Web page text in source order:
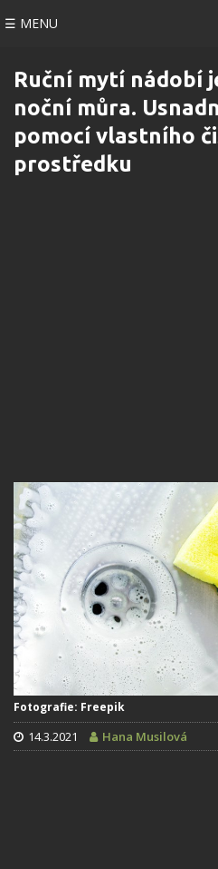
☰ MENU
Ruční mytí nádobí
noční můra.
pomocí vlastního
prostředku
Fotografie: Freepik
14.3.2021 Hana Musilová